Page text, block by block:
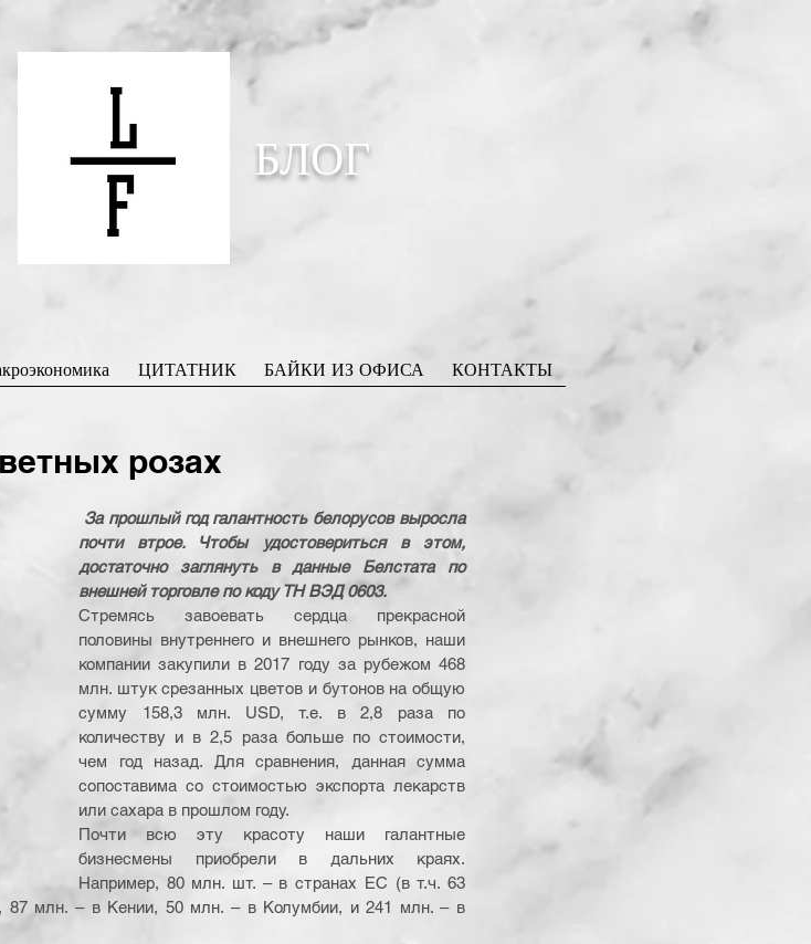
БЛОГ
ЦИТАТНИК БАЙКИ ИЗ ОФИСА КОНТАКТЫ
розах
За прошлый год галантность белорусов выросла
почти втрое. Чтобы удостовериться в этом,
достаточно заглянуть в данные Белстата по
внешней торговле по коду ТН ВЭД 0603.
Стремясь завоевать сердца прекрасной
половины внутреннего и внешнего рынков, наши
компании закупили в 2017 году за рубежом 468
млн. штук срезанных цветов и бутонов на общую
сумму 158,3 млн. USD, т.е. в 2,8 раза по
количеству и в 2,5 раза больше по стоимости,
чем год назад. Для сравнения, данная сумма
сопоставима со стоимостью экспорта лекарств
или сахара в прошлом году.
Почти всю эту красоту наши галантные
бизнесмены приобрели в дальних краях.
Например, 80 млн. шт. – в странах ЕС (в т.ч. 63
млн. – в Кении, 50 млн. – в Колумбии, и 241 млн. – в